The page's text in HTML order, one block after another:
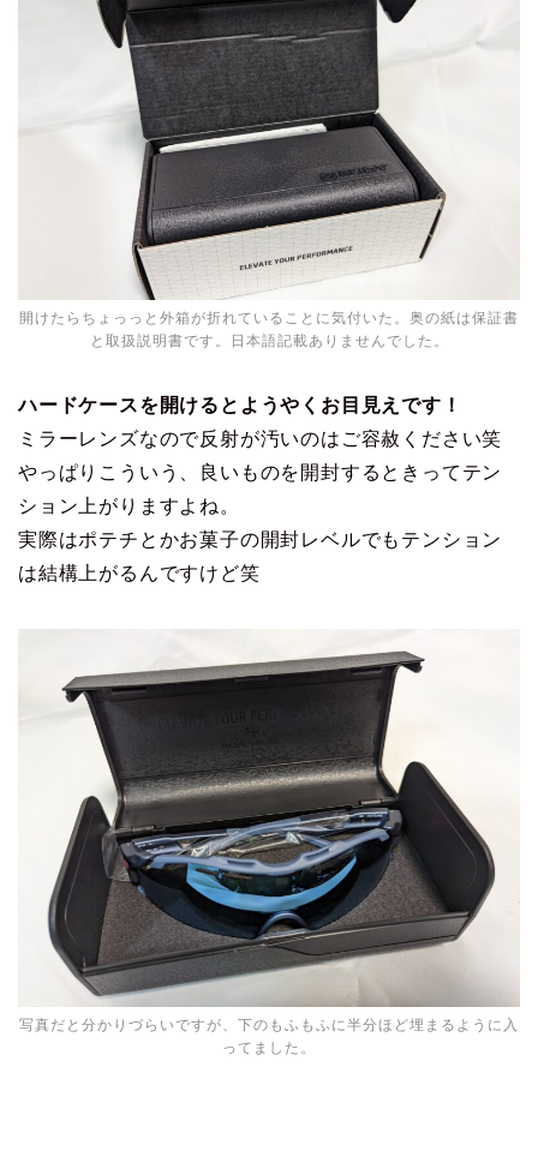
開けたらちょっっと外箱が折れていることに気付いた。奥の紙は保証書
と取扱説明書です。日本語記載ありませんでした。
ハードケースを開けるとようやくお目見えです！
ミラーレンズなので反射が汚いのはご容赦ください笑
やっぱりこういう、良いものを開封するときってテン
ション上がりますよね。
実際はポテチとかお菓子の開封レベルでもテンション
は結構上がるんですけど笑
写真だと分かりづらいですが、下のもふもふに半分ほど埋まるように入
ってました。